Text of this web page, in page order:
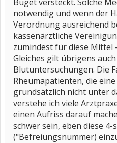
notwendig und wenn der
Verordnung ausreichend
kassenärztliche
zumindest für diese Mittel
Gleiches gilt übrigens
Blutuntersuchungen. Die
Rheumapatienten, die
grundsätzlich nicht unter
verstehe ich viele
einen Aufriss darauf
schwer sein, eben diese
("Befreiungsnummer)